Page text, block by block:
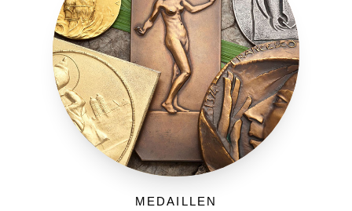
Medaillen